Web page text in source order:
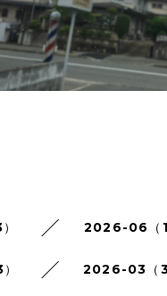
2026-06（1
2026-03（3